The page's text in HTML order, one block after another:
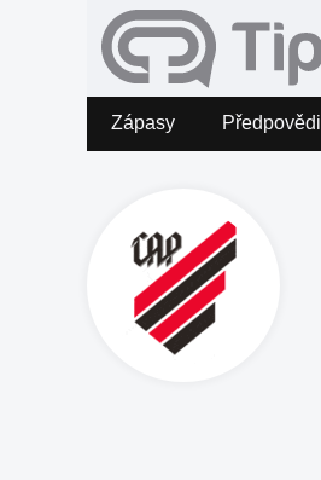
Zápasy Předpovědi